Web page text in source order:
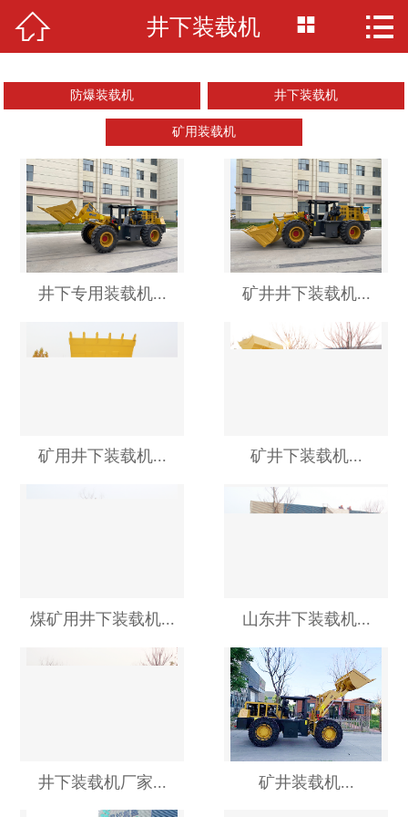
网站首页
产品展示
新闻资讯
留言板
联系我们
厂房场景
 井下装载机  
防爆装载机 井下装载机
矿用装载机
井下专用装载机... 矿井井下装载机...
矿用井下装载机... 矿井下装载机...
煤矿用井下装载机... 山东井下装载机...
井下装载机厂家... 矿井装载机...